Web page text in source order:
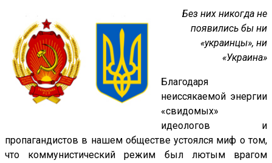
Без них никогда не
появились бы ни
«украинцы», ни
«Украина»
Благодаря
неиссякаемой энергии
«свидомых»
идеологов и
пропагандистов в нашем обществе устоялся миф о том,
что коммунистический режим был лютым врагом